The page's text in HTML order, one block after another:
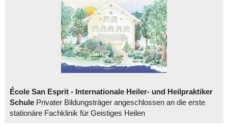
École San Esprit - Internationale Heiler- und Heilpraktiker
SchulePrivater Bildungsträger angeschlossen an die erste
stationäre Fachklinik für Geistiges Heilen